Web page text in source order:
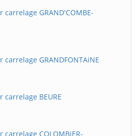
GRAND'COMBE-
GRANDFONTAiNE
BEURE
COLOMBiER-